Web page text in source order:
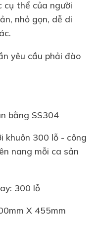
cụ thể của người
nhỏ gọn, dễ di
yêu cầu phải đào
bằng SS304
khuôn 300 lỗ - công
nang mỗi ca sản
300 lỗ
X 455mm